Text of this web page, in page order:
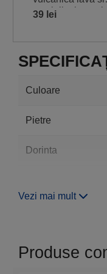
cruciulita hematit,
39 lei
Culoare
Pietre
Dorinta
Vezi mai mult
Produse